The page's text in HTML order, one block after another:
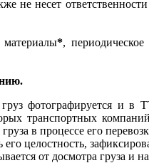
не несет
материалы*,
фотографируется и в
транспортных
в процессе его
его целостность,
от досмотра груза